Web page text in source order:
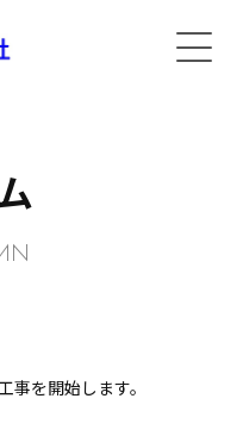
を開始します。